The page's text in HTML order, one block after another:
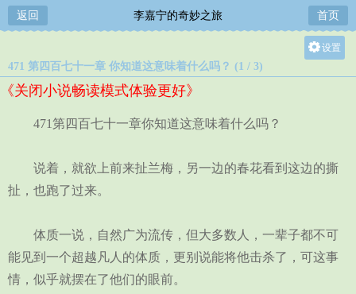
返回 李嘉宁的奇妙之旅 首页
设置
471 第四百七十一章 你知道这意味着什么吗？ (1 / 3)
《关闭小说畅读模式体验更好》
471第四百七十一章你知道这意味着什么吗？
说着，就欲上前来扯兰梅，另一边的春花看到这边的撕
扯，也跑了过来。
体质一说，自然广为流传，但大多数人，一辈子都不可
能见到一个超越凡人的体质，更别说能将他击杀了，可这事
情，似乎就摆在了他们的眼前。